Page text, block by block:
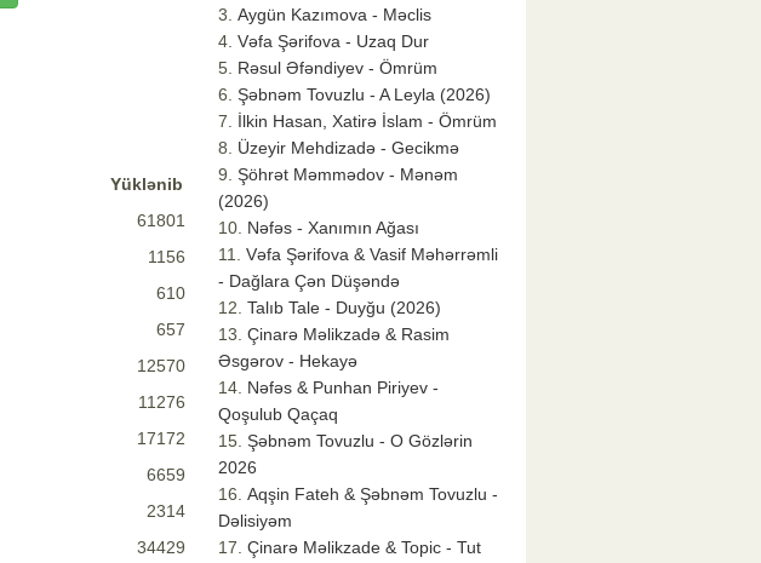
Yüklənib
61801
1156
610
657
12570
11276
17172
6659
2314
34429
Aygün Kazımova - Məclis
Vəfa Şərifova - Uzaq Dur
Rəsul Əfəndiyev - Ömrüm
Şəbnəm Tovuzlu - A Leyla (2026)
İlkin Hasan, Xatirə İslam - Ömrüm
Üzeyir Mehdizadə - Gecikmə
Şöhrət Məmmədov - Mənəm
(2026)
Nəfəs - Xanımın Ağası
Vəfa Şərifova & Vasif Məhərrəmli
- Dağlara Çən Düşəndə
Talıb Tale - Duyğu (2026)
Çinarə Məlikzadə & Rasim
Əsgərov - Hekayə
Nəfəs & Punhan Piriyev -
Qoşulub Qaçaq
Şəbnəm Tovuzlu - O Gözlərin
2026
Aqşin Fateh & Şəbnəm Tovuzlu -
Dəlisiyəm
Çinarə Məlikzade & Topic - Tut